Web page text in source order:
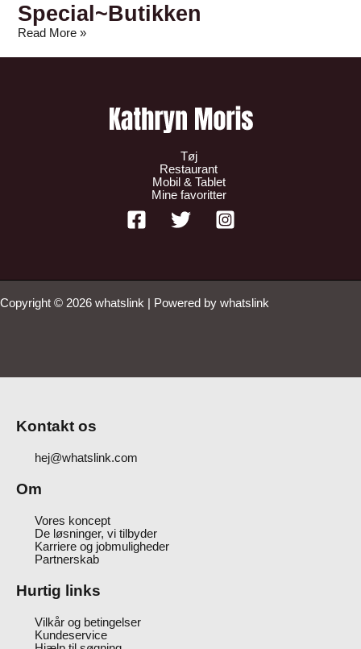
Special~Butikken
Read More »
Tøj
Restaurant
Mobil & Tablet
Mine favoritter
Copyright © 2026 whatslink | Powered by whatslink
Kontakt os
hej@whatslink.com
Om
Vores koncept
De løsninger, vi tilbyder
Karriere og jobmuligheder
Partnerskab
Hurtig links
Vilkår og betingelser
Kundeservice